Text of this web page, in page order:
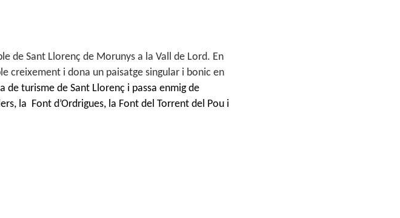
de Sant Llorenç de Morunys a la Vall de Lord. En
creixement i dona un paisatge singular i bonic en
de turisme de Sant Llorenç i passa enmig de
la Font d’Ordrigues, la Font del Torrent del Pou i